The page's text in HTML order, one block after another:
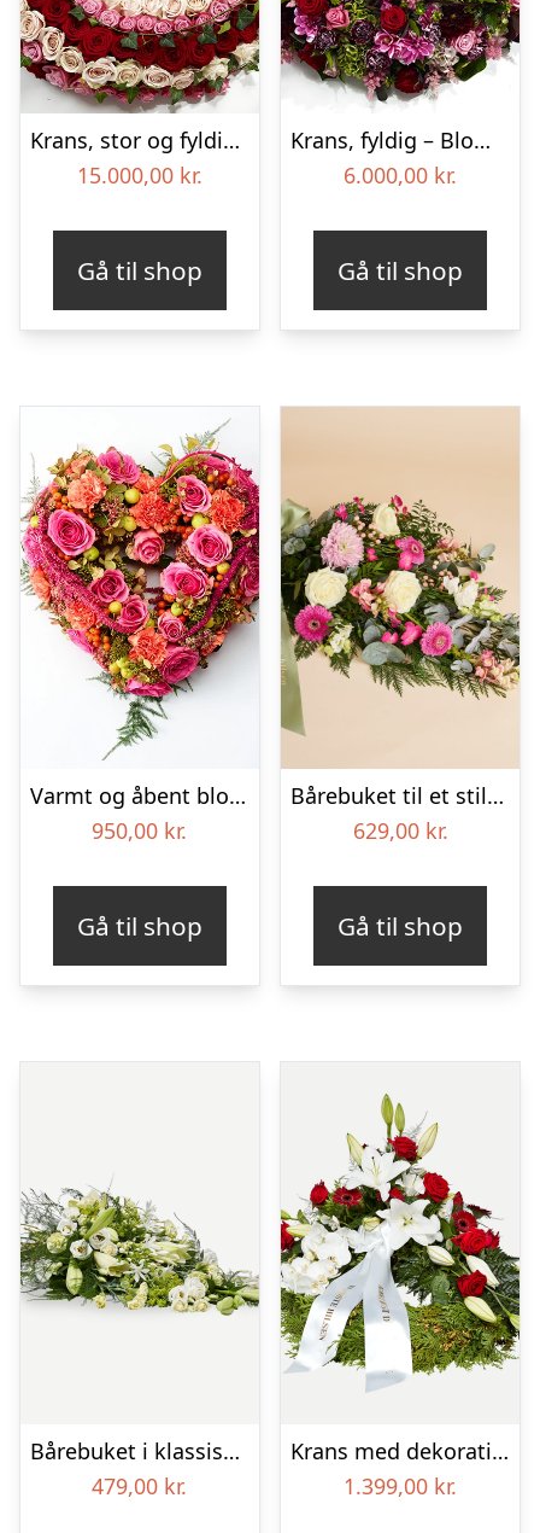
Krans, stor og fyldig – Blomster til begravelse
15.000,00 kr.
Gå til shop
Krans, fyldig – Blomster til begravelse
6.000,00 kr.
Gå til shop
Varmt og åbent blomsterhjerte – Blomster til begravelse
950,00 kr.
Gå til shop
Bårebuket til et stille farvel med bånd
629,00 kr.
Gå til shop
Bårebuket i klassisk stil – hvid
479,00 kr.
Krans med dekoration i klassisk stil – rød og hvid – med bånd
1.399,00 kr.